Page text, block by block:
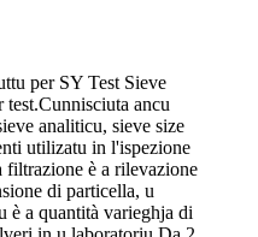
per SY Test Sieve
test.Cunnisciuta ancu
analiticu, sieve size
utilizatu in l'ispezione
filtrazione è a rilevazione
di particella, u
è a quantità varieghja di